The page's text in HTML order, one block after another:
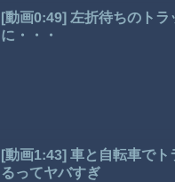
[動画0:49] 左折待ちのト
に・・・
[動画1:43] 車と自転車で
るってヤバすぎ